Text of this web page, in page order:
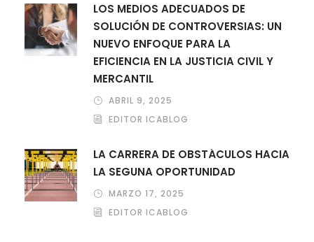
LOS MEDIOS ADECUADOS DE
SOLUCIÓN DE CONTROVERSIAS: UN
NUEVO ENFOQUE PARA LA
EFICIENCIA EN LA JUSTICIA CIVIL Y
MERCANTIL
ABRIL 9, 2025
EDITOR ICABLOG
LA CARRERA DE OBSTÁCULOS HACIA
LA SEGUNA OPORTUNIDAD
MARZO 17, 2025
EDITOR ICABLOG